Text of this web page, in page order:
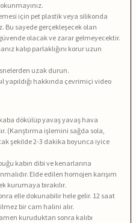
için pet plastik veya silikonda
Bu sayede gerçekleşecek olan
olacak ve zarar gelmeyecektir.
kalıp parlaklığını korur uzun
uzak durun.
yapıldığı hakkında çevrimiçi video
dökülüp yavaş yavaş hava
(Karıştırma işlemini sağda sola,
şekilde 2-3 dakika boyunca iyice
kabın dibi ve kenarlarına
Elde edilen homojen karışım
kurumaya bırakılır.
elle dokunabilir hele gelir. 12 saat
bir cam halini alır.
kuruduktan sonra kalıbı